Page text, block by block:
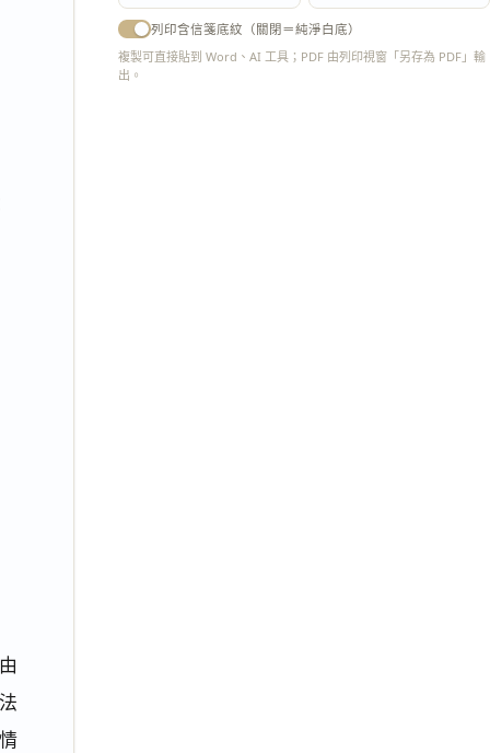
列印含信箋底紋（關閉＝純淨白底）
複製可直接貼到 Word、AI 工具；PDF 由列印視窗「另存為 PDF」輸
出。